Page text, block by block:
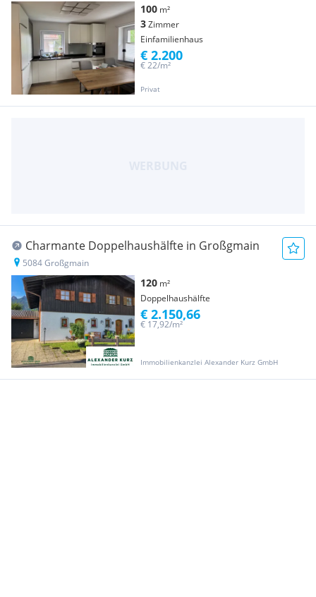
100 m²
3Zimmer
Einfamilienhaus
Privat
€ 22/m²
€ 2.200
Charmante Doppelhaushälfte in Großgmain
5084 Großgmain
120 m²
Doppelhaushälfte
Immobilienkanzlei Alexander Kurz GmbH
€ 17,92/m²
€ 2.150,66